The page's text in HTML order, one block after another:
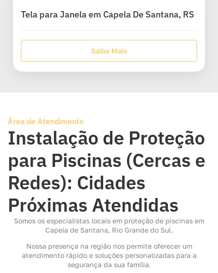
Tela para Janela em Capela De Santana, RS
Saiba Mais
Área de Atendimento
Instalação de Proteção
para Piscinas (Cercas e
Redes): Cidades
Próximas Atendidas
Somos os especialistas locais em proteção de piscinas em
Capela de Santana, Rio Grande do Sul.
Nossa presença na região nos permite oferecer um
atendimento rápido e soluções personalizadas para a
segurança da sua família.